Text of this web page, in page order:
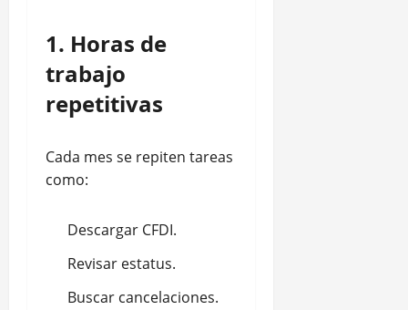
1. Horas de
trabajo
repetitivas
Cada mes se repiten tareas
como:
Descargar CFDI.
Revisar estatus.
Buscar cancelaciones.